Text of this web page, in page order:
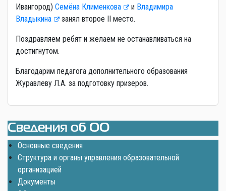
Ивангород) Семёна Клименкова и Владимира
Владыкина
занял второе II место.
Поздравляем ребят и желаем не останавливаться на
достигнутом.
Благодарим педагога дополнительного образования
Журавлеву Л.А. за подготовку призеров.
Сведения об ОО
Основные сведения
Структура и органы управления образовательной
организацией
Документы